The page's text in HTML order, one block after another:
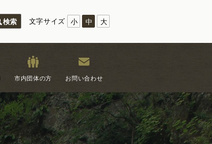
文字サイズ 小 中 大
市内団体の方 お問い合わせ